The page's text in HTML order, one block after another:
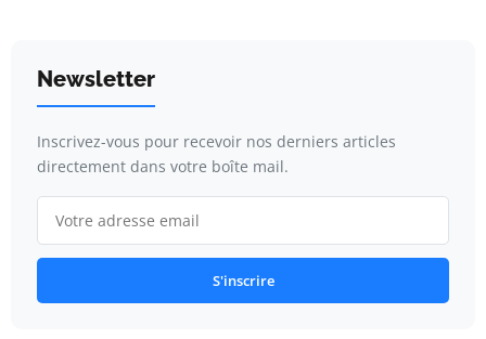
Newsletter
Inscrivez-vous pour recevoir nos derniers articles
directement dans votre boîte mail.
S'inscrire